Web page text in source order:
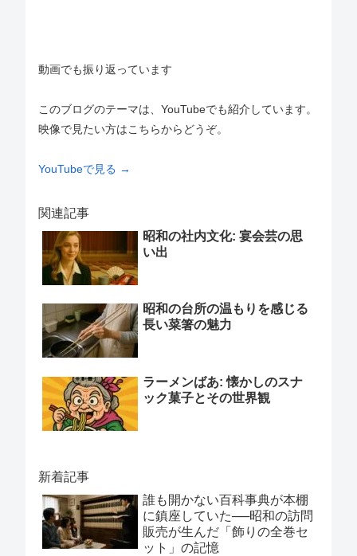
動画でも振り返っています
このブログのテーマは、YouTubeでも紹介しています。
映像で見たい方はこちらからどうぞ。
YouTubeで見る →
関連記事
昭和の社内文化: 宴会芸の思
い出
昭和の台所の温もりを感じる
長い菜箸の魅力
ラーメンばあ: 懐かしのスナ
ック菓子とその世界観
新着記事
誰も開かない百科事典が本棚
に鎮座していた──昭和の訪問
販売が生んだ「飾りの全巻セ
ット」の記憶